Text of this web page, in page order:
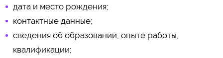
дата и место рождения;
контактные данные;
сведения об образовании, опыте работы,
квалификации;